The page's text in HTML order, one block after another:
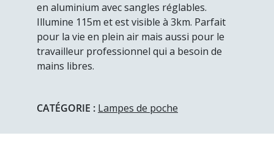
en aluminium avec sangles réglables.
Illumine 115m et est visible à 3km. Parfait
pour la vie en plein air mais aussi pour le
travailleur professionnel qui a besoin de
mains libres.
CATÉGORIE : Lampes de poche